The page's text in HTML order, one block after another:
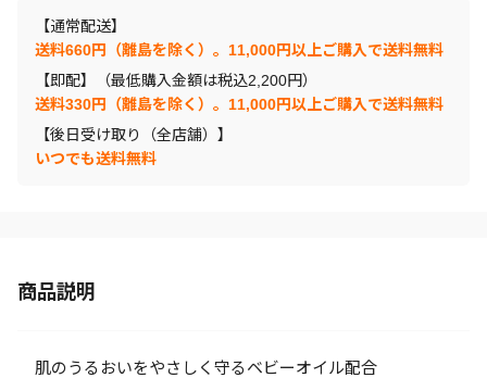
【通常配送】
送料660円（離島を除く）。11,000円以上ご購入で送料無料
【即配】（最低購入金額は税込2,200円）
送料330円（離島を除く）。11,000円以上ご購入で送料無料
【後日受け取り（全店舗）】
いつでも送料無料
商品説明
肌のうるおいをやさしく守るベビーオイル配合